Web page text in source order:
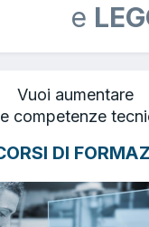
e
Vuoi aumentare
competenze
DI